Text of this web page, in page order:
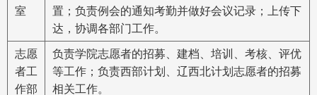
室
置；负责例会的通知考勤并做好会议记录；上传下
达，协调各部门工作。
志愿
者工
作部
负责学院志愿者的招募、建档、培训、考核、评优
等工作；负责西部计划、辽西北计划志愿者的招募
相关工作。